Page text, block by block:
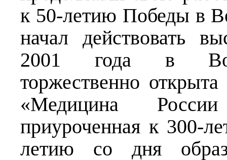
к 50-летию Победы в
начал действовать
2001 года в
торжественно открыта
«Медицина
приуроченная к 300-
летию со дня